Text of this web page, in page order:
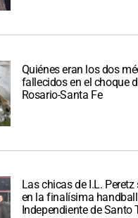
Quiénes eran los dos
fallecidos en el choque
Rosario-Santa Fe
Las chicas de I.L.
en la finalísima
Independiente de Santo